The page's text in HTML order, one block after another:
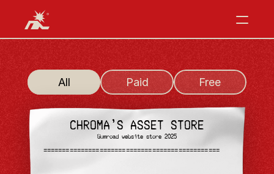
All Paid Free
CHROMA'S ASSET STORE
Gumroad website store 2025
———————————————————————————————————————————————
———————————————————————————————————————————————